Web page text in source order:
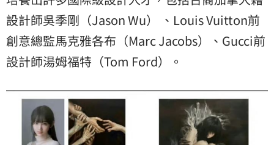
設計師吳季剛（Jason Wu） 、Louis Vuitton前
創意總監馬克雅各布（Marc Jacobs）、Gucci前
設計師湯姆福特（Tom Ford）。